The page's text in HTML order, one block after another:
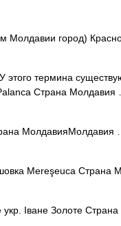
Молдавии город)
этого термина
Страна Молдавия
МолдавияМолдавия …
Mereşeuca Страна
Іване Золоте Страна